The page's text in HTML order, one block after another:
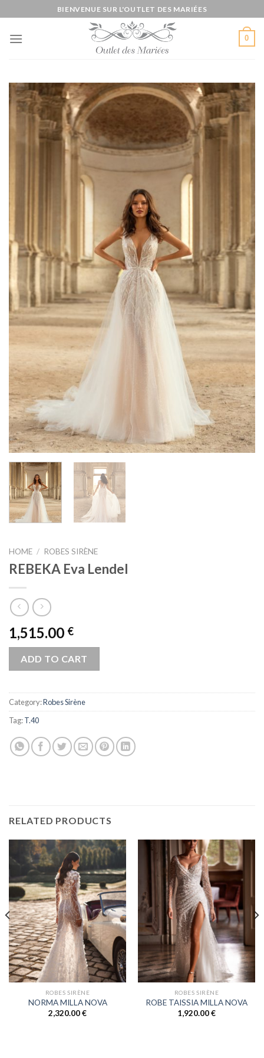
to
content
BIENVENUE SUR L'OUTLET DES MARIÉES
0
HOME / ROBES SIRÈNE
REBEKA Eva Lendel
1,515.00 €
ADD TO CART
Category:Robes Sirène
Tag:T.40
RELATED PRODUCTS
ROBES SIRÈNE
NORMA MILLA NOVA
2,320.00€
ROBES SIRÈNE
ROBE TAISSIA MILLA NOVA
1,920.00€